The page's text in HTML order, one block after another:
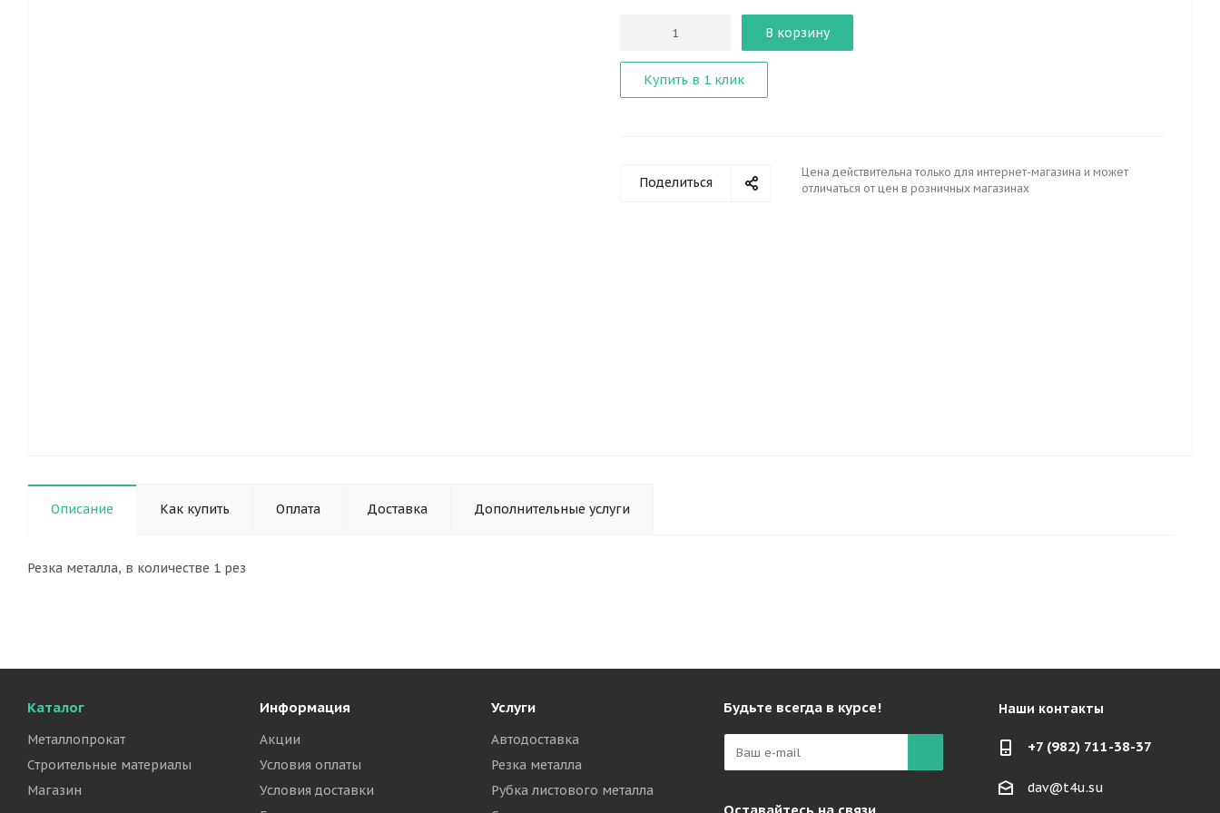
В корзину
Купить в 1 клик
Поделиться
Цена действительна только для интернет-магазина и может
отличаться от цен в розничных магазинах
Описание Как купить Оплата Доставка Дополнительные услуги
Резка металла, в количестве 1 рез
Каталог
Металлопрокат
Строительные материалы
Магазин
Информация
Акции
Условия оплаты
Условия доставки
Услуги
Автодоставка
Резка металла
Рубка листового металла
Будьте всегда в курсе! Наши контакты
+7 (982) 711-38-37
dav@t4u.su